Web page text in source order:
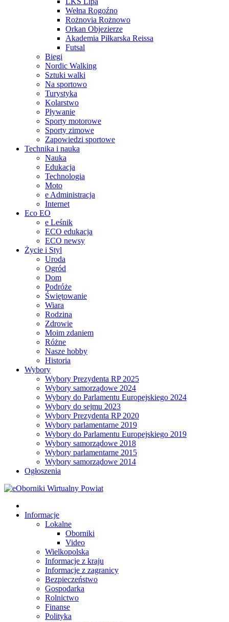
Wełna Rogoźno
Rożnovia Rożnowo
Orkan Objezierze
Akademia Piłkarska Reissa
Futsal
Biegi
Nordic Walking
Sztuki walki
Na sportowo
Turystyka
Kolarstwo
Pływanie
Sporty motorowe
Sporty zimowe
Zapowiedzi sportowe
Technika i nauka
Nauka
Edukacja
Technologia
Moto
e Administracja
Internet
Eco EO
e Leśnik
ECO edukacja
ECO newsy
Życie i Styl
Uroda
Ogród
Dom
Podróże
Świętowanie
Wiara
Rodzina
Zdrowie
Moim zdaniem
Różne
Nasze hobby
Historia
Wybory
Wybory Prezydenta RP 2025
Wybory samorządowe 2024
Wybory do Parlamentu Europejskiego 2024
Wybory do sejmu 2023
Wybory Prezydenta RP 2020
Wybory parlamentarne 2019
Wybory do Parlamentu Europejskiego 2019
Wybory samorządowe 2018
Wybory parlamentarne 2015
Wybory samorządowe 2014
Ogłoszenia
Informacje
Lokalne
Oborniki
Video
Wielkopolska
Informacje z kraju
Informacje z zagranicy
Bezpieczeństwo
Gospodarka
Rolnictwo
Finanse
Polityka